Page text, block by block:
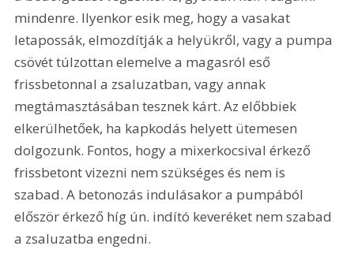
mindenre. Ilyenkor esik meg, hogy a vasakat
letapossák, elmozdítják a helyükről, vagy a pumpa
csövét túlzottan elemelve a magasról eső
frissbetonnal a zsaluzatban, vagy annak
megtámasztásában tesznek kárt. Az előbbiek
elkerülhetőek, ha kapkodás helyett ütemesen
dolgozunk. Fontos, hogy a mixerkocsival érkező
frissbetont vizezni nem szükséges és nem is
szabad. A betonozás indulásakor a pumpából
először érkező híg ún. indító keveréket nem szabad
a zsaluzatba engedni.